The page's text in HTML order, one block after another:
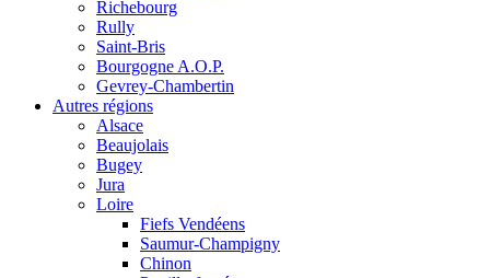
Richebourg
Rully
Saint-Bris
Bourgogne A.O.P.
Gevrey-Chambertin
Autres régions
Alsace
Beaujolais
Bugey
Jura
Loire
Fiefs Vendéens
Saumur-Champigny
Chinon